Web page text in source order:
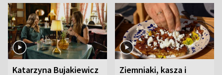
Katarzyna Bujakiewicz Ziemniaki, kasza i